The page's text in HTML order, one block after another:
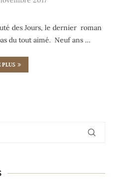
des Jours, le dernier roman
du tout aimé. Neuf ans …
PLUS